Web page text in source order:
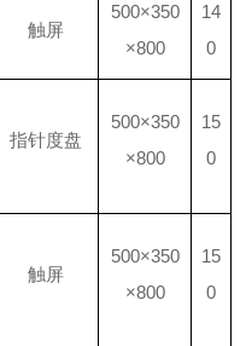
触屏
500×350
×800
14
0
指针度盘
500×350
×800
15
0
触屏
500×350
×800
15
0